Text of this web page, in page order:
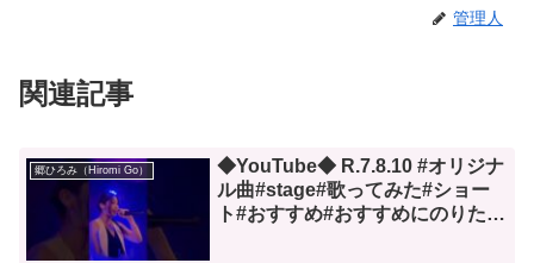
管理人
関連記事
郷ひろみ（Hiromi Go）
◆YouTube◆ R.7.8.10 #オリジナ
ル曲#stage#歌ってみた#ショー
ト#おすすめ#おすすめにのりたい